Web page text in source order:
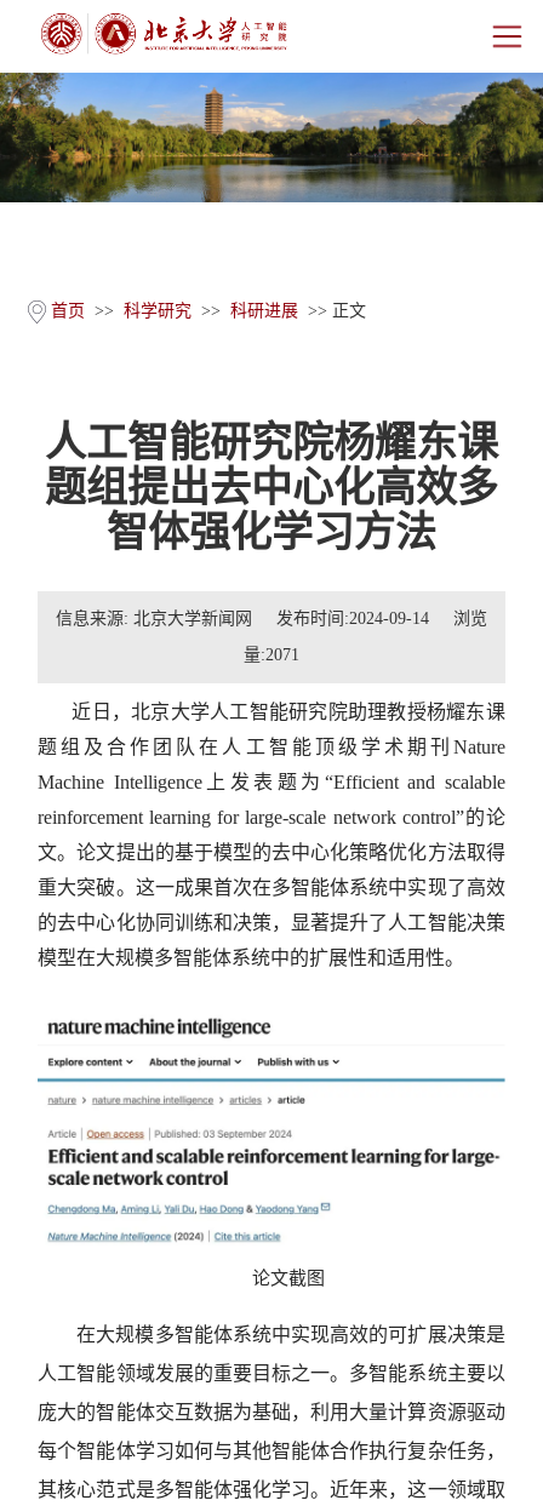
首页
研究院概况
科学研究
新闻公告
人才培养
联系我们
校友
首页 >> 科学研究 >> 科研进展 >> 正文
人工智能研究院杨耀东课
题组提出去中心化高效多
智体强化学习方法
信息来源: 北京大学新闻网 发布时间:2024-09-14 浏览
量:2071
近日，北京大学人工智能研究院助理教授杨耀东课
题组及合作团队在人工智能顶级学术期刊 Nature
Machine Intelligence上发表题为“Efficient and scalable
reinforcement learning for large-scale network control”的论
文。论文提出的基于模型的去中心化策略优化方法取得
重大突破。这一成果首次在多智能体系统中实现了高效
的去中心化协同训练和决策，显著提升了人工智能决策
模型在大规模多智能体系统中的扩展性和适用性。
论文截图
在大规模多智能体系统中实现高效的可扩展决策是
人工智能领域发展的重要目标之一。多智能系统主要以
庞大的智能体交互数据为基础，利用大量计算资源驱动
每个智能体学习如何与其他智能体合作执行复杂任务，
其核心范式是多智能体强化学习。近年来，这一领域取